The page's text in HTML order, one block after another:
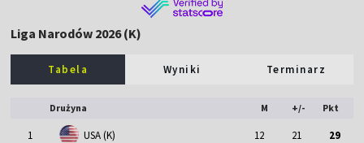
Liga Narodów 2026 (K)
Tabela Wyniki Terminarz
Drużyna M +/- Pkt
1 USA (K) 12 21 29